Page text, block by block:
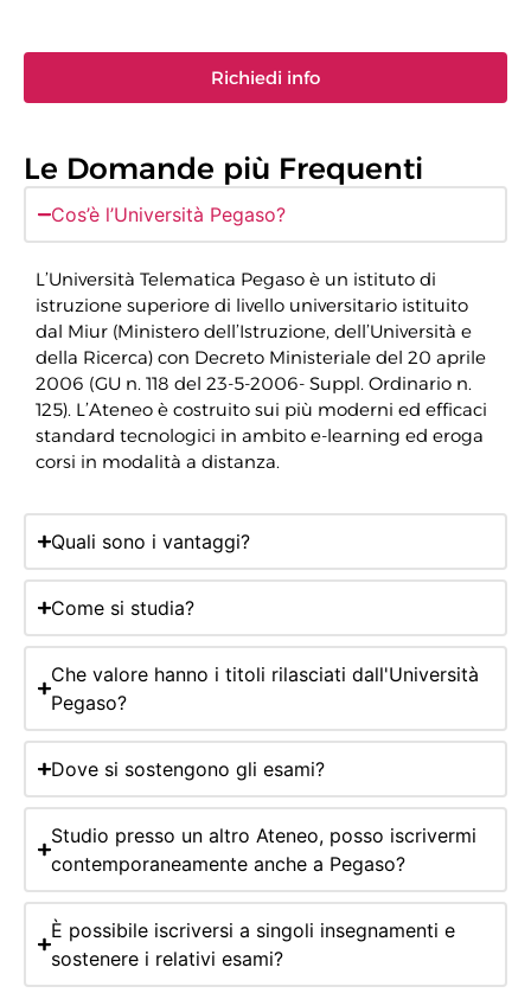
Richiedi info
Le Domande più Frequenti
Cos’è l’Università Pegaso?
L’Università Telematica Pegaso è un istituto di
istruzione superiore di livello universitario istituito
dal Miur (Ministero dell’Istruzione, dell’Università e
della Ricerca) con Decreto Ministeriale del 20 aprile
2006 (GU n. 118 del 23-5-2006- Suppl. Ordinario n.
125). L’Ateneo è costruito sui più moderni ed efficaci
standard tecnologici in ambito e-learning ed eroga
corsi in modalità a distanza.
Quali sono i vantaggi?
Come si studia?
Che valore hanno i titoli rilasciati dall'Università
Pegaso?
Dove si sostengono gli esami?
Studio presso un altro Ateneo, posso iscrivermi
contemporaneamente anche a Pegaso?
È possibile iscriversi a singoli insegnamenti e
sostenere i relativi esami?